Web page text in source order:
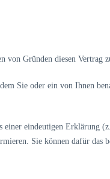
von Gründen diesen Vertrag
Sie oder ein von Ihnen
einer eindeutigen Erklärung
Sie können dafür das